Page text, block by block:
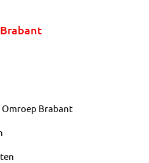
Brabant